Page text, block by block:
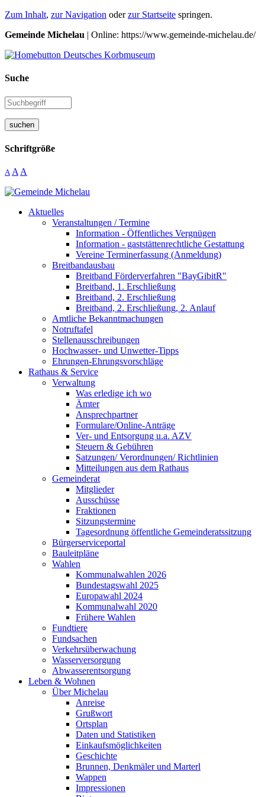
Zum Inhalt, zur Navigation oderzur Startseite springen.
Gemeinde Michelau | Online: https://www.gemeinde-michelau.de/
Suche
suchen
Schriftgröße
A A A
Aktuelles
Veranstaltungen / Termine
Information - Öffentliches Vergnügen
Information - gaststättenrechtliche Gestattung
Vereine Terminerfassung (Anmeldung)
Breitbandausbau
Breitband Förderverfahren "BayGibitR"
Breitband, 1. Erschließung
Breitband, 2. Erschließung
Breitband, 2. Erschließung, 2. Anlauf
Amtliche Bekanntmachungen
Notruftafel
Stellenausschreibungen
Hochwasser- und Unwetter-Tipps
Ehrungen-Ehrungsvorschläge
Rathaus & Service
Verwaltung
Was erledige ich wo
Ämter
Ansprechpartner
Formulare/Online-Anträge
Ver- und Entsorgung u.a. AZV
Steuern & Gebühren
Satzungen/ Verordnungen/ Richtlinien
Mitteilungen aus dem Rathaus
Gemeinderat
Mitglieder
Ausschüsse
Fraktionen
Sitzungstermine
Tagesordnung öffentliche Gemeinderatssitzung
Bürgerserviceportal
Bauleitpläne
Wahlen
Kommunalwahlen 2026
Bundestagswahl 2025
Europawahl 2024
Kommunalwahl 2020
Frühere Wahlen
Fundtiere
Fundsachen
Verkehrsüberwachung
Wasserversorgung
Abwasserentsorgung
Leben & Wohnen
Über Michelau
Anreise
Grußwort
Ortsplan
Daten und Statistiken
Einkaufsmöglichkeiten
Geschichte
Brunnen, Denkmäler und Marterl
Wappen
Impressionen